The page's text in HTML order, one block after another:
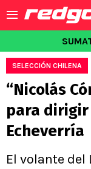
SELECCIÓN CHILENA
“Nicolás
para dirigir
Echeverría
El volante del